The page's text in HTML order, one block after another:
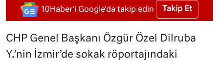
10Haber'i Google'da takip edin Takip Et
CHP Genel Başkanı Özgür Özel Dilruba
Y.’nin İzmir’de sokak röportajındaki